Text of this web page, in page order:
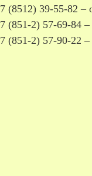
7 (8512) 39-55-82 –
7 (851-2) 57-69-84
7 (851-2) 57-90-22